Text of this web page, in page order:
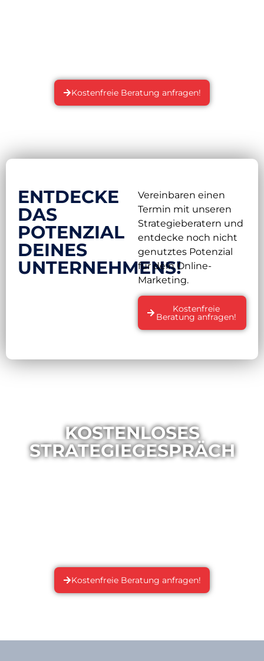
Kostenfreie Beratung anfragen!
ENTDECKE
DAS
POTENZIAL
DEINES
UNTERNEHMENS!
Vereinbaren einen
Termin mit unseren
Strategieberatern und
entdecke noch nicht
genutztes Potenzial
für dein Online-
Marketing.
Kostenfreie
Beratung anfragen!
KOSTENLOSES
STRATEGIEGESPRÄCH
Kostenfreie Beratung anfragen!